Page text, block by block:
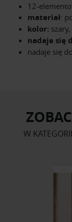
12-
materiał:
kolor: szary,
nadaje się
nadaje się
W